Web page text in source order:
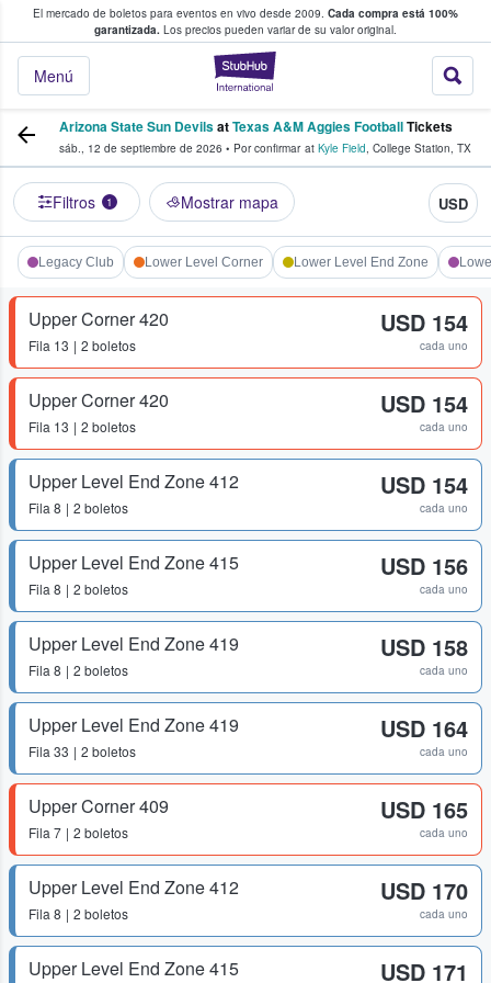
El mercado de boletos para eventos en vivo desde 2009. Cada compra está 100%
garantizada. Los precios pueden variar de su valor original.
StubHub: donde
Menú
fans compran y venden boletos
Arizona State Sun DevilsatTexas A&M Aggies FootballTickets
sáb., 12 de septiembre de 2026 • Por confirmar at Kyle Field, College Station, TX
Filtros 1 Mostrar mapa USD
Legacy Club Lower Level Corner Lower Level End Zone
Upper Corner 420
Fila 13 2 boletos
USD 154
cada uno
Upper Corner 420
Fila 13 2 boletos
USD 154
cada uno
Upper Level End Zone 412
Fila 8 2 boletos
USD 154
cada uno
Upper Level End Zone 415
Fila 8 2 boletos
USD 156
cada uno
Upper Level End Zone 419
Fila 8 2 boletos
USD 158
cada uno
Upper Level End Zone 419
Fila 33 2 boletos
USD 164
cada uno
Upper Corner 409
Fila 7 2 boletos
USD 165
cada uno
Upper Level End Zone 412
Fila 8 2 boletos
USD 170
cada uno
Upper Level End Zone 415 USD 171